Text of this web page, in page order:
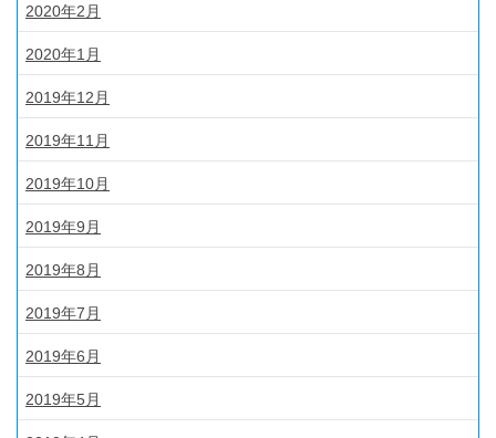
2020年2月
2020年1月
2019年12月
2019年11月
2019年10月
2019年9月
2019年8月
2019年7月
2019年6月
2019年5月